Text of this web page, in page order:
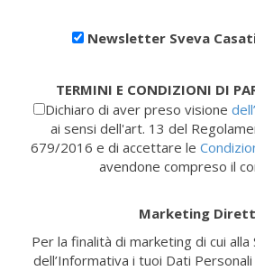
Newsletter Sveva
TERMINI E CONDIZIONI DI
Dichiaro di aver preso visione
ai sensi dell'art. 13 del
679/2016 e di accettare le
avendone compreso il
Marketing
Per la finalità di marketing di cui alla
dell’Informativa i tuoi Dati